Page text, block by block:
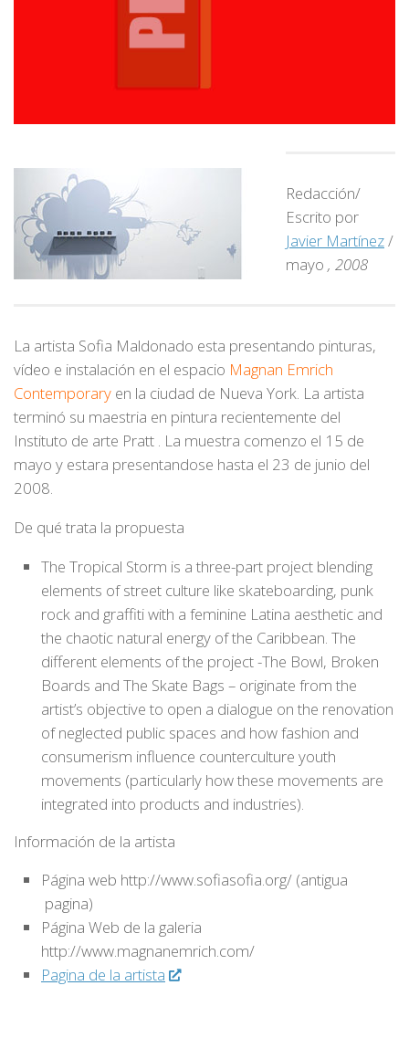
Redacción/
Escrito por
Javier Martínez/
mayo , 2008
La artista Sofia Maldonado esta presentando pinturas,
vídeo e instalación en el espacio Magnan Emrich
Contemporary en la ciudad de Nueva York. La artista
terminó su maestria en pintura recientemente del
Instituto de arte Pratt . La muestra comenzo el 15 de
mayo y estara presentandose hasta el 23 de junio del
2008.
De qué trata la propuesta
The Tropical Storm is a three-part project blending
elements of street culture like skateboarding, punk
rock and graffiti with a feminine Latina aesthetic and
the chaotic natural energy of the Caribbean. The
different elements of the project -The Bowl, Broken
Boards and The Skate Bags – originate from the
artist’s objective to open a dialogue on the renovation
of neglected public spaces and how fashion and
consumerism influence counterculture youth
movements (particularly how these movements are
integrated into products and industries).
Información de la artista
Página web http://www.sofiasofia.org/ (antigua
pagina)
Página Web de la galeria
http://www.magnanemrich.com/
Pagina de la artista